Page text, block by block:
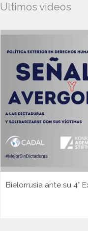
Ultimos videos
Bielorrusia ante su 4°